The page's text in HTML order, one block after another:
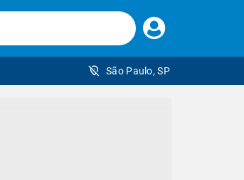
Faça
seu
São Paulo, SP